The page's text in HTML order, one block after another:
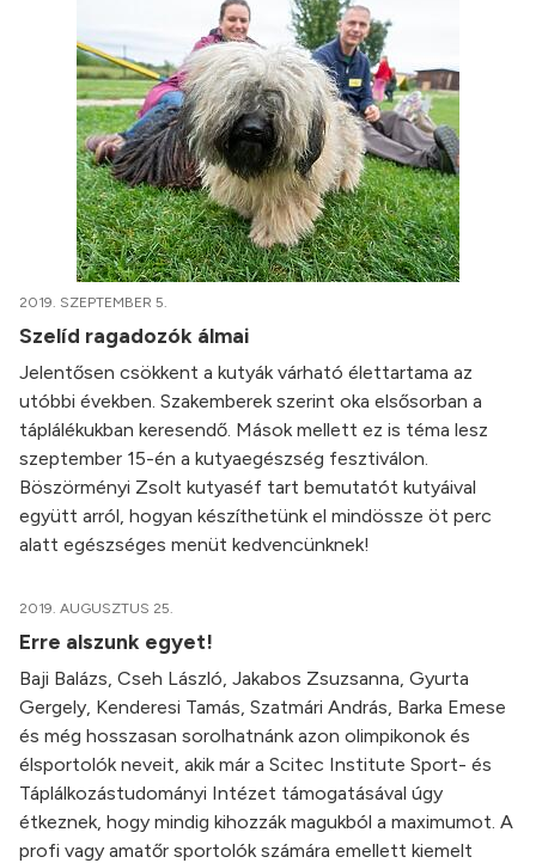
2019. SZEPTEMBER 5.
Szelíd ragadozók álmai
Jelentősen csökkent a kutyák várható élettartama az
utóbbi években. Szakemberek szerint oka elsősorban a
táplálékukban keresendő. Mások mellett ez is téma lesz
szeptember 15-én a kutyaegészség fesztiválon.
Böszörményi Zsolt kutyaséf tart bemutatót kutyáival
együtt arról, hogyan készíthetünk el mindössze öt perc
alatt egészséges menüt kedvencünknek!
2019. AUGUSZTUS 25.
Erre alszunk egyet!
Baji Balázs, Cseh László, Jakabos Zsuzsanna, Gyurta
Gergely, Kenderesi Tamás, Szatmári András, Barka Emese
és még hosszasan sorolhatnánk azon olimpikonok és
élsportolók neveit, akik már a Scitec Institute Sport- és
Táplálkozástudományi Intézet támogatásával úgy
étkeznek, hogy mindig kihozzák magukból a maximumot. A
profi vagy amatőr sportolók számára emellett kiemelt